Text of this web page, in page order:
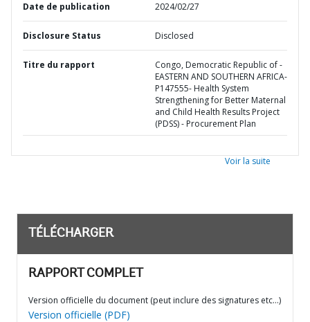
Date de publication 2024/02/27
Disclosure Status Disclosed
Titre du rapport
Congo, Democratic Republic of -
EASTERN AND SOUTHERN AFRICA-
P147555- Health System
Strengthening for Better Maternal
and Child Health Results Project
(PDSS) - Procurement Plan
Voir la suite
TÉLÉCHARGER
RAPPORT COMPLET
Version officielle du document (peut inclure des signatures etc…)
Version officielle (PDF)